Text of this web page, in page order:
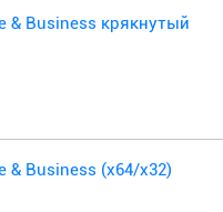
& Business крякнутый
& Business (x64/x32)